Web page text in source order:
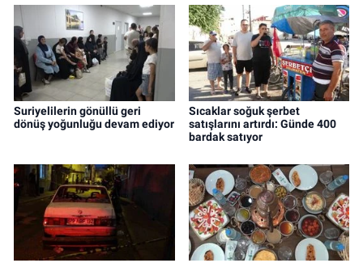
Suriyelilerin gönüllü geri
dönüş yoğunluğu devam ediyor
Sıcaklar soğuk şerbet
satışlarını artırdı: Günde 400
bardak satıyor